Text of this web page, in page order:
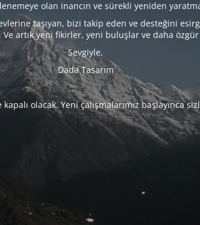
olan inancın ve sürekli yeniden
taşıyan, bizi takip eden ve desteğini
artık yeni fikirler, yeni buluşlar ve daha özgür
Sevgiyle,
Dada Tasarım
olacak. Yeni çalışmalarımız başlayınca